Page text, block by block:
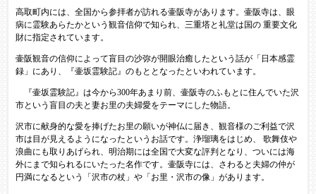
高取町内には、全国から参拝者が訪れる壷阪寺があります。壷阪寺は、眼
病に霊験あらたかという観音信仰で知られ、三重塔と礼堂は国の 重要文化
財に指定されています。
壷阪観音の信仰によって盲目の沙弥が開眼治癒したという話が「日本感霊
録」にあり、『壷坂霊験記』のもととなったといわれています。
『壷坂霊験記』は今から300年あまり前、壷阪寺のふもとに住んでいた沢
市という盲目の夫と妻お里の夫婦愛をテーマにした物語。
沢市に献身的な愛を捧げたお里の願いが神仏に届き、観音様のご利益で沢
市は目が見えるようになったというお話です。浄瑠璃をはじめ、 歌舞伎や
浪曲にも取りあげられ、明治期には全国で大変な評判となり、ついには海
外にまで知られるにいたった名作です。壷阪寺には、さわると夫婦の仲が
円満になるという「沢市の杖」や「お里・沢市の像」があります。